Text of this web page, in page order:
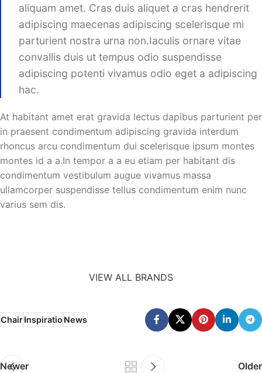
aliquam amet. Cras duis aliquet a cras hendrerit
adipiscing maecenas adipiscing scelerisque mi
parturient nostra urna non.Iaculis ornare vitae
convallis duis ut tempus odio suspendisse
adipiscing potenti vivamus odio eget a adipiscing
hac.
At habitant amet erat gravida lectus dapibus parturient per
in praesent condimentum adipiscing gravida interdum
rhoncus arcu condimentum dui scelerisque ipsum montes
montes id a a.In tempor a a eu etiam per habitant dis
condimentum vestibulum augue vivamus massa
ullamcorper suspendisse tellus condimentum enim nunc
varius sem dis.
VIEW ALL BRANDS
ChairInspiratioNews
Newer Older